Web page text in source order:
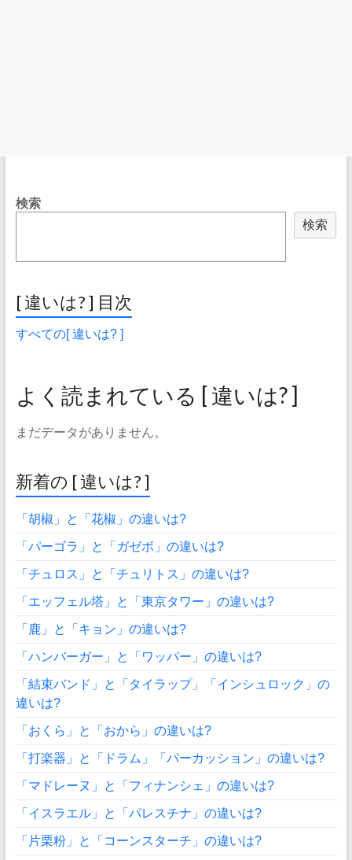
検索
検索
[ 違いは? ] 目次
すべての[ 違いは? ]
よく読まれている [ 違いは? ]
まだデータがありません。
新着の [ 違いは? ]
「胡椒」と「花椒」の違いは?
「パーゴラ」と「ガゼボ」の違いは?
「チュロス」と「チュリトス」の違いは?
「エッフェル塔」と「東京タワー」の違いは?
「鹿」と「キョン」の違いは?
「ハンバーガー」と「ワッパー」の違いは?
「結束バンド」と「タイラップ」「インシュロック」の
違いは?
「おくら」と「おから」の違いは?
「打楽器」と「ドラム」「パーカッション」の違いは?
「マドレーヌ」と「フィナンシェ」の違いは?
「イスラエル」と「パレスチナ」の違いは?
「片栗粉」と「コーンスターチ」の違いは?